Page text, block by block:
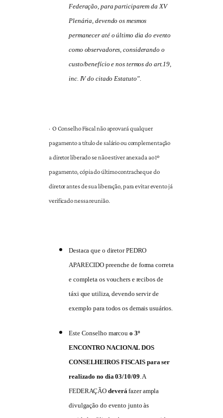
Federação, para participarem da XV
Plenária, devendo os mesmos
permanecer até o último dia do evento
como observadores, considerando o
custo/benefício e nos termos do art.19,
inc. IV do citado Estatuto”.
· O Conselho Fiscal não aprovará qualquer
pagamento a título de salário ou complementação
a diretor liberado se não estiver anexada ao 1º
pagamento, cópia do último contracheque do
diretor antes de sua liberação, para evitar evento já
verificado nessa reunião.
Destaca que o diretor PEDRO
APARECIDO preenche de forma correta
e completa os vouchers e recibos de
táxi que utiliza, devendo servir de
exemplo para todos os demais usuários.
Este Conselho marcou o 3º
ENCONTRO NACIONAL DOS
CONSELHEIROS FISCAIS para ser
realizado no dia 03/10/09. A
FEDERAÇÃOdeveráfazer ampla
divulgação do evento junto às